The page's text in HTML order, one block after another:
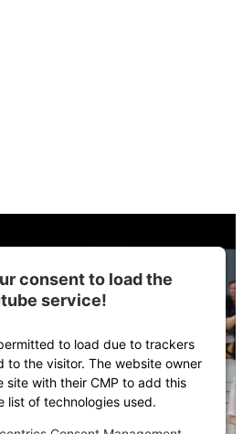
consent to load the
service!
to load due to trackers
to the visitor. The website owner
site with their CMP to add this
list of technologies used.